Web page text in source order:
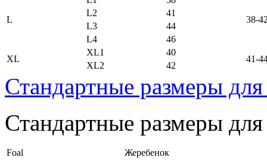
L
38-
L2
41
L3
44
L4
46
XL
XL1 40
41-
XL2 42
Стандартные размеры
Стандартные размеры
Foal
Жеребенок